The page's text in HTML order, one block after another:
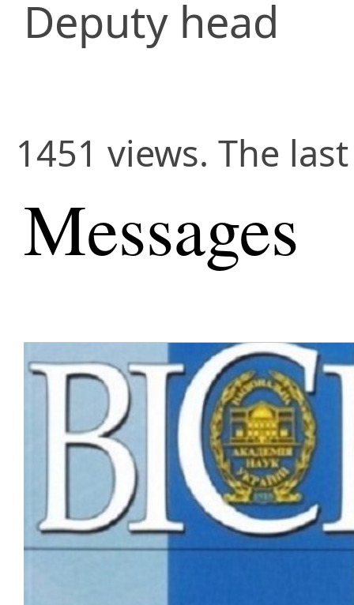
Deputy head
1451 views. The
Messages